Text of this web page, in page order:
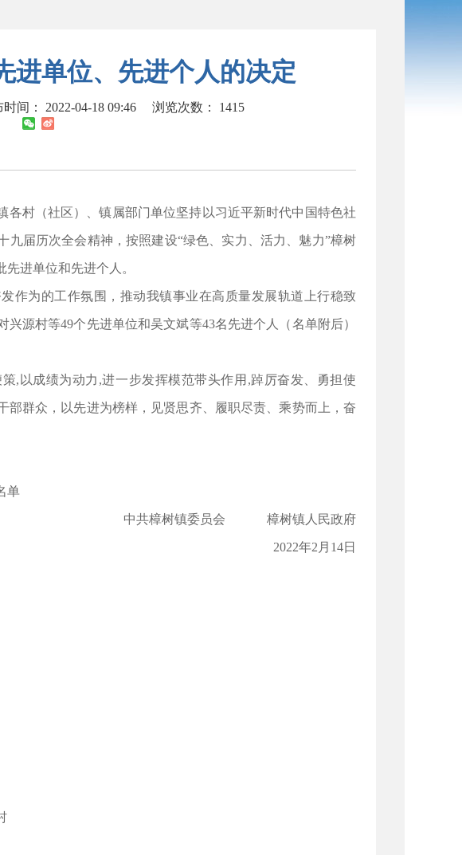
进单位、先进个人的决定
时间： 2022-04-18 09:46 浏览次数： 1415
各村（社区）、镇属部门单位坚持以习近平新时代中国特色社
届历次全会精神，按照建设“绿色、实力、活力、魅力”樟树
进单位和先进个人。
作为的工作氛围，推动我镇事业在高质量发展轨道上行稳致
源村等49个先进单位和吴文斌等43名先进个人（名单附后）
,以成绩为动力,进一步发挥模范带头作用,踔厉奋发、勇担使
群众，以先进为榜样，见贤思齐、履职尽责、乘势而上，奋
单
中共樟树镇委员会 樟树镇人民政府
2022年2月14日